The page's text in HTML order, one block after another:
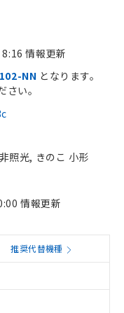
情報更新
NN となります。
い。
照光, きのこ 小形
情報更新
推奨代替機種